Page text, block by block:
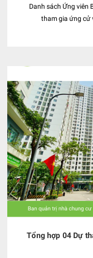
Danh sách Ứng viên
tham gia ứng cử
Tổng hợp 04 Dự